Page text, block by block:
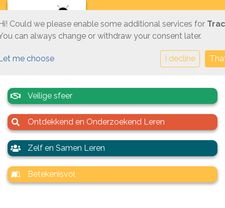
Veilige sfeer
Ontdekkend en Onderzoekend Leren
Zelf en Samen Leren
Betekenisvol
Could we please enable some additional services for
can always change or withdraw your consent later.
me choose I decline